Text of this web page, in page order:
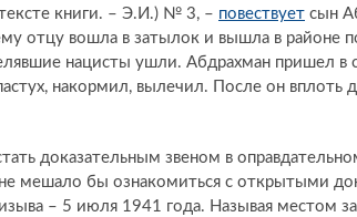
книги. – Э.И.) № 3, – повествует сын
отцу вошла в затылок и вышла в районе
нацисты ушли. Абдрахман пришел в
накормил, вылечил. После он вплоть
доказательным звеном в
мешало бы ознакомиться с открытыми
– 5 июля 1941 года. Называя местом